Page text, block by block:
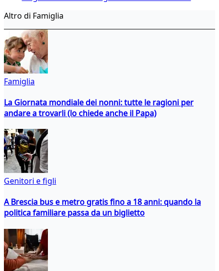
Altro di Famiglia
Famiglia
La Giornata mondiale dei nonni: tutte le ragioni per
andare a trovarli (lo chiede anche il Papa)
Genitori e figli
A Brescia bus e metro gratis fino a 18 anni: quando la
politica familiare passa da un biglietto